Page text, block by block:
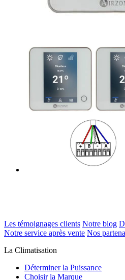
Les témoignages clients Notre blog
Notre service après vente Nos
La Climatisation
Déterminer la Puissance
Choisir la Marque